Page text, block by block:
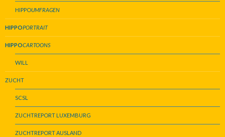
HIPPOUMFRAGEN
HIPPOPORTRAIT
HIPPOCARTOONS
WILL
ZUCHT
SCSL
ZUCHTREPORT LUXEMBURG
ZUCHTREPORT AUSLAND